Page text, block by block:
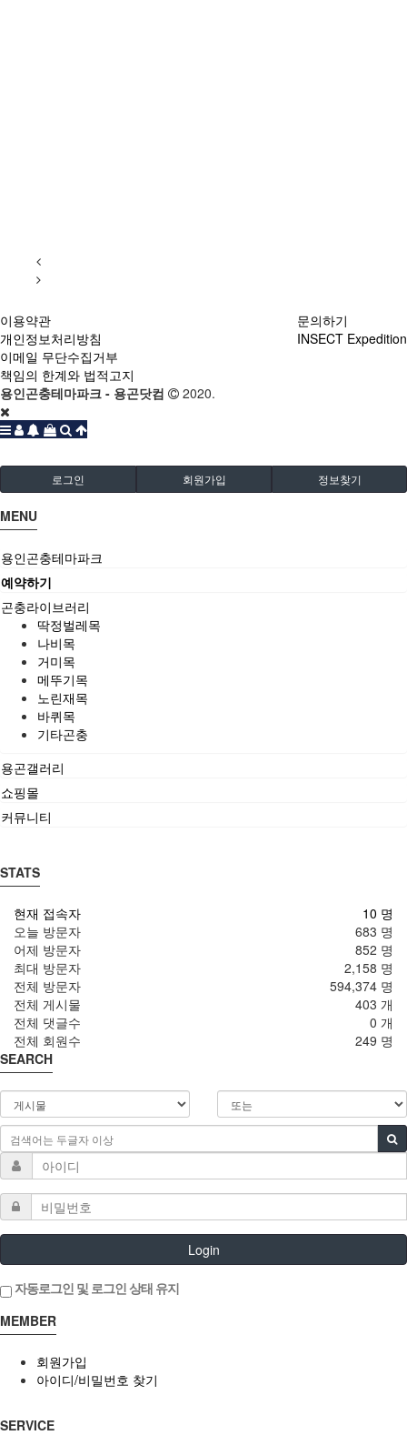
이용약관
개인정보처리방침
이메일 무단수집거부
책임의 한계와 법적고지
문의하기
INSECT Expedition
용인곤충테마파크 - 용곤닷컴 2020.
로그인 회원가입 정보찾기
MENU
용인곤충테마파크
예약하기
곤충라이브러리
딱정벌레목
나비목
거미목
메뚜기목
노린재목
바퀴목
기타곤충
용곤갤러리
쇼핑몰
커뮤니티
STATS
10 명
현재 접속자
683 명
오늘 방문자
852 명
어제 방문자
2,158 명
최대 방문자
594,374 명
전체 방문자
403 개
전체 게시물
0 개
전체 댓글수
249 명
전체 회원수
SEARCH
Login
자동로그인 및 로그인 상태 유지
MEMBER
회원가입
아이디/비밀번호 찾기
SERVICE